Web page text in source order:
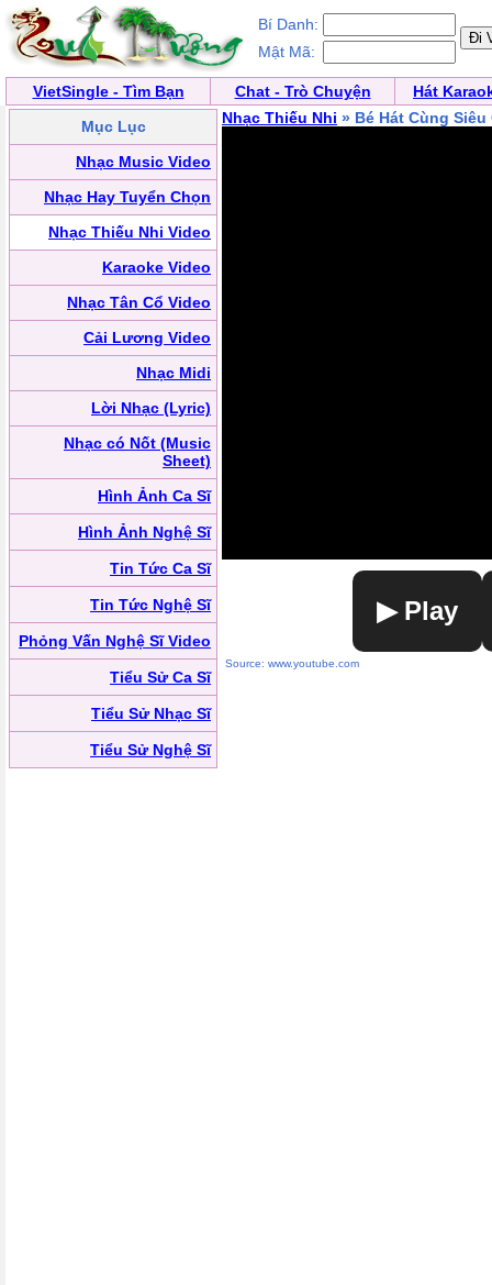
Bí Danh:
Mật Mã:
VietSingle - Tìm Bạn Chat - Trò Chuyện
Hát
Mục Lục
Nhạc Music Video
Nhạc Hay Tuyển Chọn
Nhạc Thiếu Nhi Video
Karaoke Video
Nhạc Tân Cổ Video
Cải Lương Video
Nhạc Midi
Lời Nhạc (Lyric)
Nhạc có Nốt (Music
Sheet)
Hình Ảnh Ca Sĩ
Hình Ảnh Nghệ Sĩ
Tin Tức Ca Sĩ
Tin Tức Nghệ Sĩ
Phỏng Vấn Nghệ Sĩ Video
Tiểu Sử Ca Sĩ
Tiểu Sử Nhạc Sĩ
Tiểu Sử Nghệ Sĩ
Nhạc Thiếu Nhi » Bé Hát Cùng
▶ Play
Source: www.youtube.com